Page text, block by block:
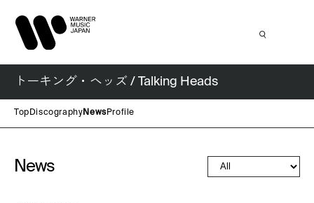
トーキング・ヘッズ / Talking Heads
Top Discography NewsProfile
News